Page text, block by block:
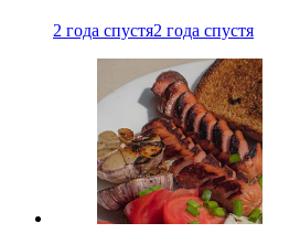
2 года спустя2 года спустя